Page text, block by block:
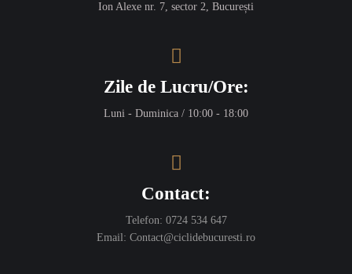
Ion Alexe nr. 7, sector 2, București
Zile de Lucru/Ore:
Luni - Duminica / 10:00 - 18:00
Contact:
Telefon: 0724 534 647
Email: Contact@ciclidebucuresti.ro